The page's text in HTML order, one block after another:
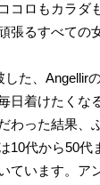
コロもカラダ
張るすべての
た、Angellir
日着けたくな
わった結果、
10代から50代
ています。ア